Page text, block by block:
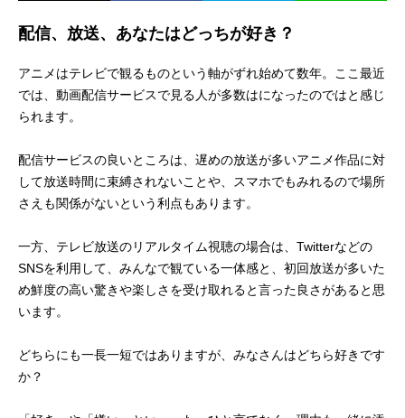
配信、放送、あなたはどっちが好き？
アニメはテレビで観るものという軸がずれ始めて数年。ここ最近
では、動画配信サービスで見る人が多数はになったのではと感じ
られます。
配信サービスの良いところは、遅めの放送が多いアニメ作品に対
して放送時間に束縛されないことや、スマホでもみれるので場所
さえも関係がないという利点もあります。
一方、テレビ放送のリアルタイム視聴の場合は、Twitterなどの
SNSを利用して、みんなで観ている一体感と、初回放送が多いた
め鮮度の高い驚きや楽しさを受け取れると言った良さがあると思
います。
どちらにも一長一短ではありますが、みなさんはどちら好きです
か？